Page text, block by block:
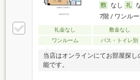
なし
7階 / ワンル
礼金なし 敷金なし
ワンルーム
バス・トイレ別
当店はオンラインにてお部屋探
能です。